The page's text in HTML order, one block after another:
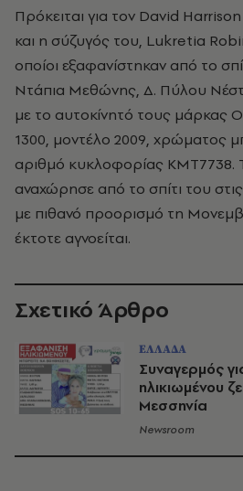
Πρόκειται για τον David
και η σύζυγός του, Lukretia
οποίοι εξαφανίστηκαν από το
Ντάπια Μεθώνης, Δ. Πύλου
με το αυτοκίνητό τους μάρκας
1300, μοντέλο 2009, χρώματος
αριθμό κυκλοφορίας ΚΜΤ7738.
αναχώρησε από το σπίτι του
με πιθανό προορισμό τη
έκτοτε αγνοείται.
Σχετικό Άρθρο
ΕΛΛΑΔΑ
Συναγερμός
ηλικιωμένου
Μεσσηνία
Newsroom